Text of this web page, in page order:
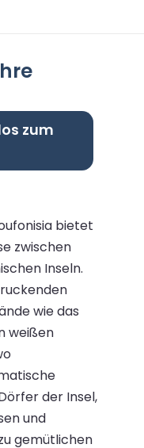
zum
bietet
zwischen
Inseln.
wie das
weißen
der Insel,
und
gemütlichen